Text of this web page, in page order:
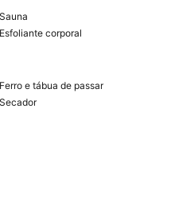
Sauna
Esfoliante corporal
Ferro e tábua de passar
Secador